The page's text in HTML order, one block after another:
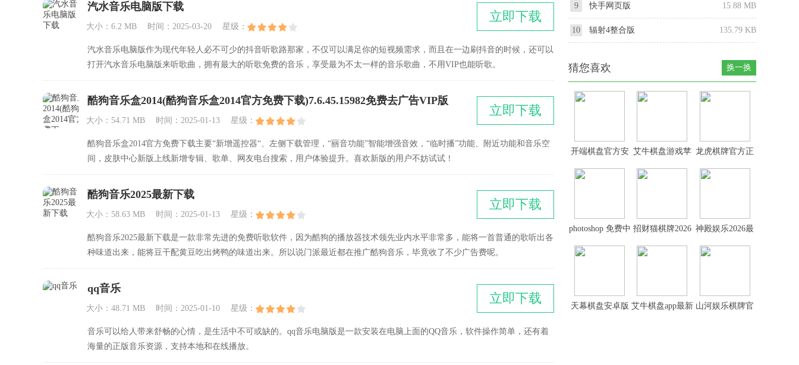
汽水音乐电脑版下载
大小：6.2 MB 时间：2025-03-20 星级：
立即下载
汽水音乐电脑版作为现代年轻人必不可少的抖音听歌路那家，不仅可以满足你的短视频需求，而且在一边刷抖音的时候，还可以
打开汽水音乐电脑版来听歌曲，拥有最大的听歌免费的音乐，享受最为不太一样的音乐歌曲，不用VIP也能听歌。
酷狗音乐盒2014(酷狗音乐盒2014官方免费下载)7.6.45.15982免费去广告VIP版
大小：54.71 MB 时间：2025-01-13 星级：
立即下载
酷狗音乐盒2014官方免费下载主要“新增遥控器“、左侧下载管理，“丽音功能”智能增强音效，“临时播”功能、附近功能和音乐空
间，皮肤中心新版上线新增专辑、歌单、网友电台搜索，用户体验提升。喜欢新版的用户不妨试试！
酷狗音乐2025最新下载
大小：58.63 MB 时间：2025-01-13 星级：
立即下载
酷狗音乐2025最新下载是一款非常先进的免费听歌软件，因为酷狗的播放器技术领先业内水平非常多，能将一首普通的歌听出各
种味道出来，能将豆干配黄豆吃出烤鸭的味道出来。所以说门派最近都在推广酷狗音乐，毕竟收了不少广告费呢。
qq音乐
大小：48.71 MB 时间：2025-01-10 星级：
立即下载
音乐可以给人带来舒畅的心情，是生活中不可或缺的。qq音乐电脑版是一款安装在电脑上面的QQ音乐，软件操作简单，还有着
海量的正版音乐资源，支持本地和在线播放。
9 快手网页版 15.88 MB
10 辐射4整合版 135.79 KB
猜您喜欢 换一换
开端棋盘官方安 艾牛棋盘游戏苹 龙虎棋牌官方正
photoshop 免费中 招财猫棋牌2026 神殿娱乐2026最
天幕棋盘安卓版 艾牛棋盘app最新 山河娱乐棋牌官